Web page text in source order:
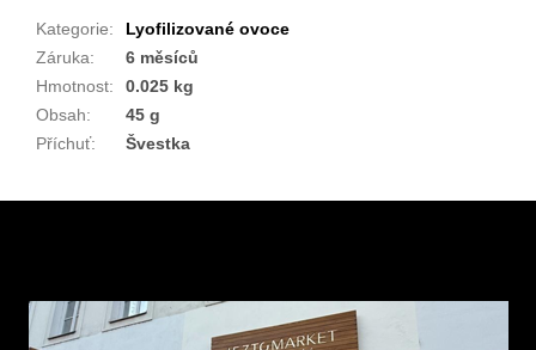
Kategorie:
Lyofilizované ovoce
Záruka:
6 měsíců
Hmotnost:
0.025 kg
Obsah:
45 g
Příchuť: Švestka